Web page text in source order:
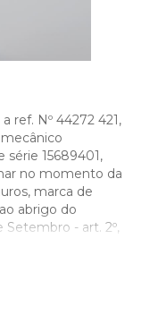
ref. Nº 44272 421,
série 15689401,
no momento da
marca de
abrigo do
Setembro - art. 2º,